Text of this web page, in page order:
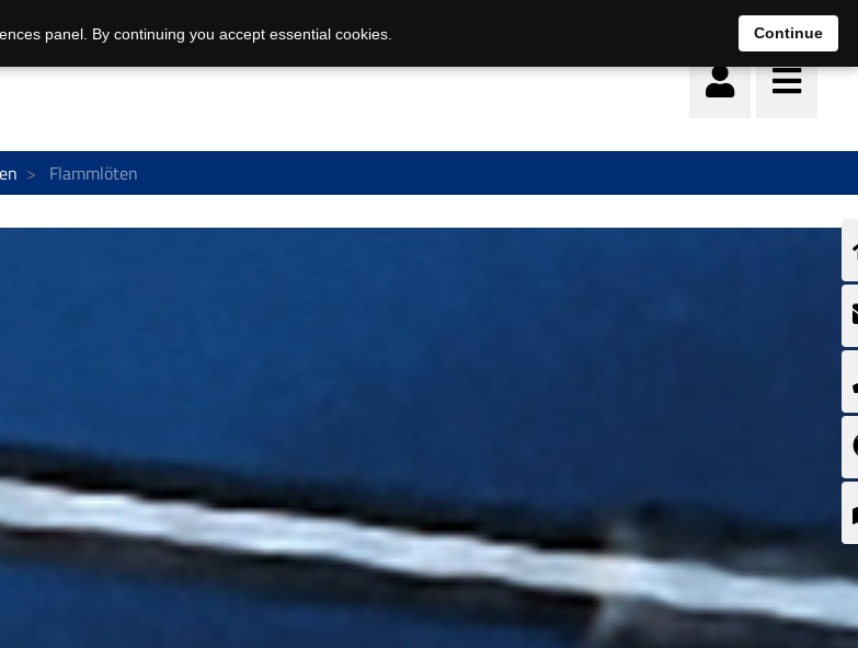
Deutsch français
Flammlöten
panel. By continuing you accept essential cookies. Continue